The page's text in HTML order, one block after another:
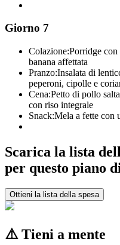
Giorno 7
Colazione:Porridge con
banana affettata
Pranzo:Insalata di
peperoni, cipolle e
Cena:Petto di pollo
con riso integrale
Snack:Mela a fette con
Scarica la lista
per questo piano
Ottieni la lista della spesa
⚠️ Tieni a mente